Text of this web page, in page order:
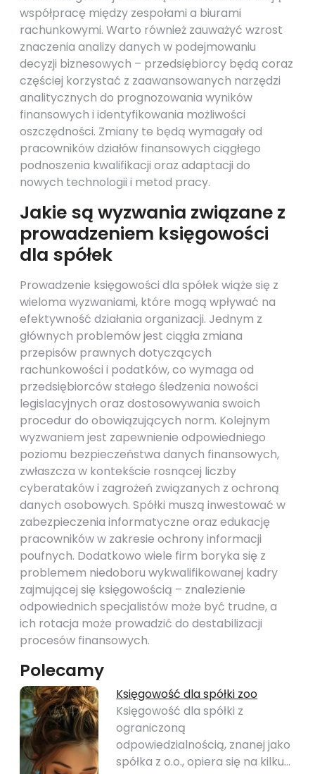
współpracę między zespołami a biurami
rachunkowymi. Warto również zauważyć wzrost
znaczenia analizy danych w podejmowaniu
decyzji biznesowych – przedsiębiorcy będą coraz
częściej korzystać z zaawansowanych narzędzi
analitycznych do prognozowania wyników
finansowych i identyfikowania możliwości
oszczędności. Zmiany te będą wymagały od
pracowników działów finansowych ciągłego
podnoszenia kwalifikacji oraz adaptacji do
nowych technologii i metod pracy.
Jakie są wyzwania związane z
prowadzeniem księgowości
dla spółek
Prowadzenie księgowości dla spółek wiąże się z
wieloma wyzwaniami, które mogą wpływać na
efektywność działania organizacji. Jednym z
głównych problemów jest ciągła zmiana
przepisów prawnych dotyczących
rachunkowości i podatków, co wymaga od
przedsiębiorców stałego śledzenia nowości
legislacyjnych oraz dostosowywania swoich
procedur do obowiązujących norm. Kolejnym
wyzwaniem jest zapewnienie odpowiedniego
poziomu bezpieczeństwa danych finansowych,
zwłaszcza w kontekście rosnącej liczby
cyberataków i zagrożeń związanych z ochroną
danych osobowych. Spółki muszą inwestować w
zabezpieczenia informatyczne oraz edukację
pracowników w zakresie ochrony informacji
poufnych. Dodatkowo wiele firm boryka się z
problemem niedoboru wykwalifikowanej kadry
zajmującej się księgowością – znalezienie
odpowiednich specjalistów może być trudne, a
ich rotacja może prowadzić do destabilizacji
procesów finansowych.
Polecamy
Księgowość dla spółki zoo
Księgowość dla spółki z
ograniczoną
odpowiedzialnością, znanej jako
spółka z o.o., opiera się na kilku…